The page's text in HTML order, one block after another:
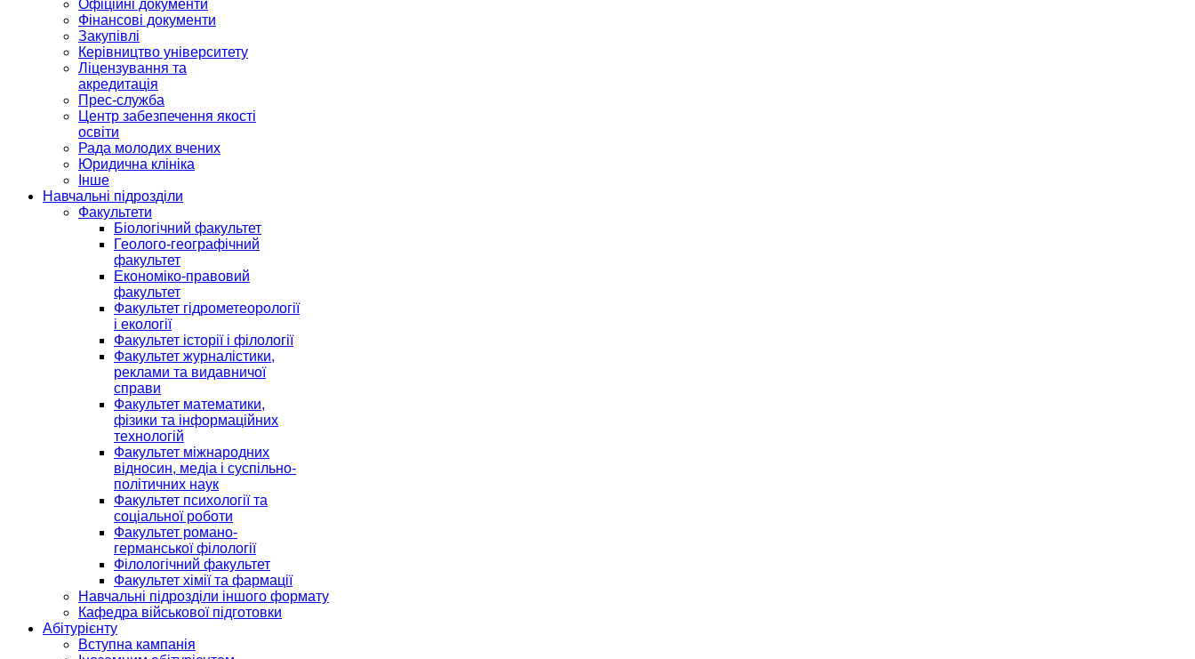
Офіційні документи
Фінансові документи
Закупівлі
Керівництво університету
Ліцензування та
акредитація
Прес-служба
Центр забезпечення якості
освіти
Рада молодих вчених
Юридична клініка
Інше
Навчальні підрозділи
Факультети
Біологічний факультет
Геолого-географічний
факультет
Економіко-правовий
факультет
Факультет гідрометеорології
і екології
Факультет історії і філології
Факультет журналістики,
реклами та видавничої
справи
Факультет математики,
фізики та інформаційних
технологій
Факультет міжнародних
відносин, медіа і суспільно-
політичних наук
Факультет психології та
соціальної роботи
Факультет романо-
германської філології
Філологічний факультет
Факультет хімії та фармації
Навчальні підрозділи іншого формату
Кафедра військової підготовки
Абітурієнту
Вступна кампанія